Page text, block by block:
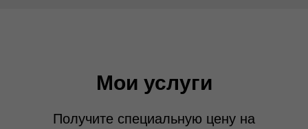
Мои услуги
Получите специальную цену на